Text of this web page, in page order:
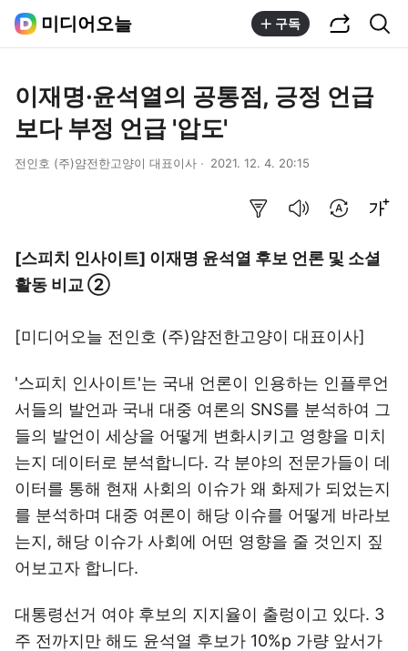
미디어오늘 구독
이재명·윤석열의 공통점, 긍정 언급
보다 부정 언급 '압도'
전인호 (주)얌전한고양이 대표이사 2021. 12. 4. 20:15
[스피치 인사이트] 이재명 윤석열 후보 언론 및 소셜
활동 비교 ②
[미디어오늘 전인호 (주)얌전한고양이 대표이사]
'스피치 인사이트'는 국내 언론이 인용하는 인플루언
서들의 발언과 국내 대중 여론의 SNS를 분석하여 그
들의 발언이 세상을 어떻게 변화시키고 영향을 미치
는지 데이터로 분석합니다. 각 분야의 전문가들이 데
이터를 통해 현재 사회의 이슈가 왜 화제가 되었는지
를 분석하며 대중 여론이 해당 이슈를 어떻게 바라보
는지, 해당 이슈가 사회에 어떤 영향을 줄 것인지 짚
어보고자 합니다.
대통령선거 여야 후보의 지지율이 출렁이고 있다. 3
주 전까지만 해도 윤석열 후보가 10%p 가량 앞서가